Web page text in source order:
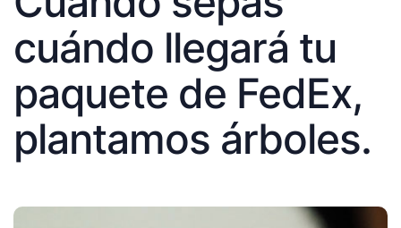
cuándo llegará tu
paquete de FedEx,
plantamos árboles.